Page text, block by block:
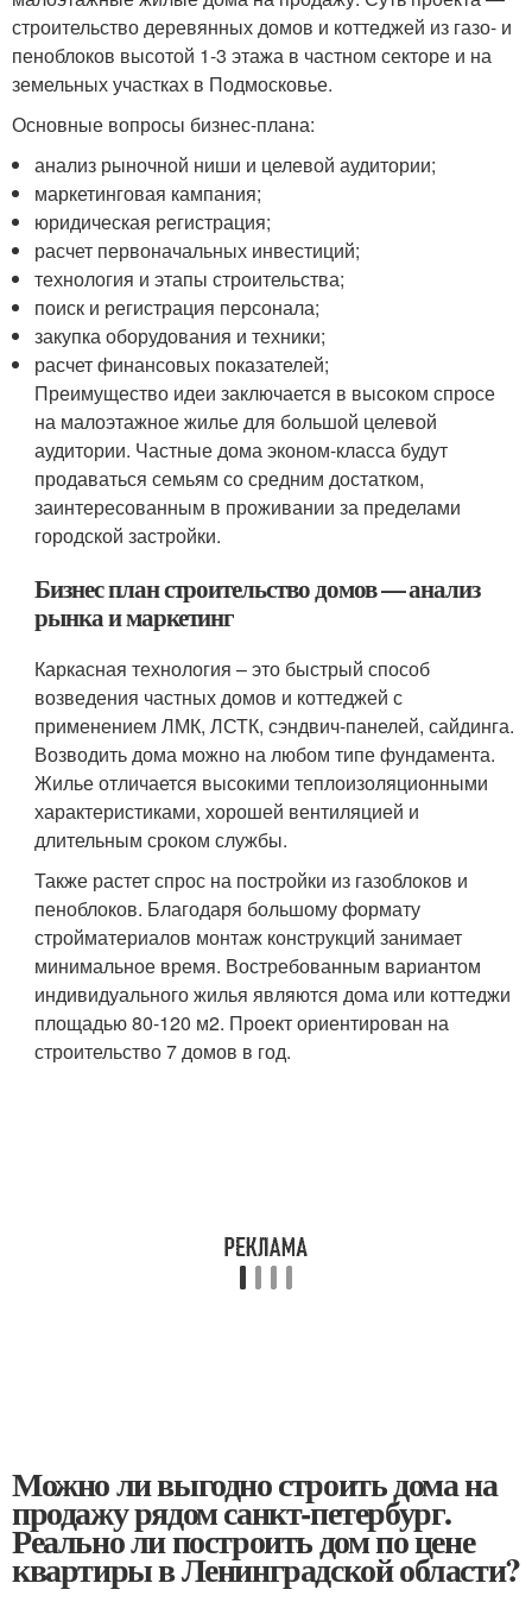
строительство деревянных домов и коттеджей из газо- и
пеноблоков высотой 1-3 этажа в частном секторе и на
земельных участках в Подмосковье.
Основные вопросы бизнес-плана:
анализ рыночной ниши и целевой аудитории;
маркетинговая кампания;
юридическая регистрация;
расчет первоначальных инвестиций;
технология и этапы строительства;
поиск и регистрация персонала;
закупка оборудования и техники;
расчет финансовых показателей;
Преимущество идеи заключается в высоком спросе
на малоэтажное жилье для большой целевой
аудитории. Частные дома эконом-класса будут
продаваться семьям со средним достатком,
заинтересованным в проживании за пределами
городской застройки.
Бизнес план строительство домов — анализ
рынка и маркетинг
Каркасная технология – это быстрый способ
возведения частных домов и коттеджей с
применением ЛМК, ЛСТК, сэндвич-панелей, сайдинга.
Возводить дома можно на любом типе фундамента.
Жилье отличается высокими теплоизоляционными
характеристиками, хорошей вентиляцией и
длительным сроком службы.
Также растет спрос на постройки из газоблоков и
пеноблоков. Благодаря большому формату
стройматериалов монтаж конструкций занимает
минимальное время. Востребованным вариантом
индивидуального жилья являются дома или коттеджи
площадью 80-120 м2. Проект ориентирован на
строительство 7 домов в год.
Можно ли выгодно строить дома на
продажу рядом санкт-петербург.
Реально ли построить дом по цене
квартиры в Ленинградской области?